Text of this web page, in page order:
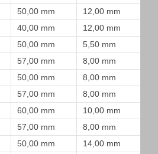
50,00 mm
12,00 mm
40,00 mm
12,00 mm
50,00 mm
5,50 mm
57,00 mm
8,00 mm
50,00 mm
8,00 mm
57,00 mm
8,00 mm
60,00 mm
10,00 mm
57,00 mm
8,00 mm
50,00 mm
14,00 mm